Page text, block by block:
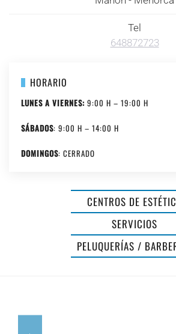
Tel
648872723
HORARIO
LUNES A VIERNES: 9:00 H – 19:00 H
SÁBADOS: 9:00 H – 14:00 H
DOMINGOS: CERRADO
CENTROS DE
SERVICIOS
PELUQUERÍAS /
PERRUQUERIA
BIOLÓGICA
NÚRIA